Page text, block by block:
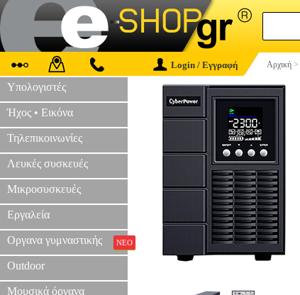
Login / Εγγραφή Αρχική >
Υπολογιστές
Ήχος • Εικόνα
Τηλεπικοινωνίες
Λευκές συσκευές
Μικροσυσκευές
Εργαλεία
Οργανα γυμναστικής ΝΕΟ
Outdoor
Μουσικά όργανα